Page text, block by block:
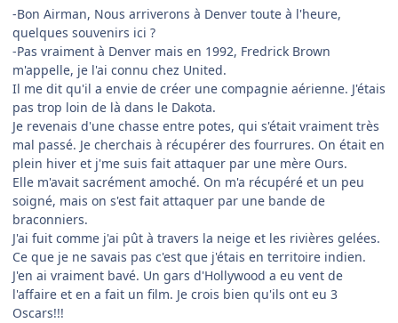
-Bon Airman, Nous arriverons à Denver toute à l'heure,
quelques souvenirs ici ?
-Pas vraiment à Denver mais en 1992, Fredrick Brown
m'appelle, je l'ai connu chez United.
Il me dit qu'il a envie de créer une compagnie aérienne. J'étais
pas trop loin de là dans le Dakota.
Je revenais d'une chasse entre potes, qui s'était vraiment très
mal passé. Je cherchais à récupérer des fourrures. On était en
plein hiver et j'me suis fait attaquer par une mère Ours.
Elle m'avait sacrément amoché. On m'a récupéré et un peu
soigné, mais on s'est fait attaquer par une bande de
braconniers.
J'ai fuit comme j'ai pût à travers la neige et les rivières gelées.
Ce que je ne savais pas c'est que j'étais en territoire indien.
J'en ai vraiment bavé. Un gars d'Hollywood a eu vent de
l'affaire et en a fait un film. Je crois bien qu'ils ont eu 3
Oscars!!!